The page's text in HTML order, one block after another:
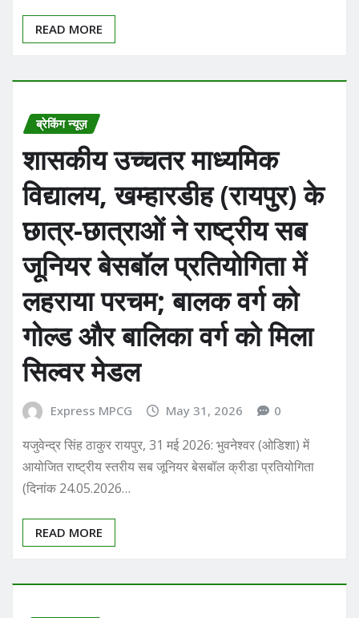
READ MORE
ब्रेकिंग न्यूज़
शासकीय उच्चतर माध्यमिक
विद्यालय, खम्हारडीह (रायपुर) के
छात्र-छात्राओं ने राष्ट्रीय सब
जूनियर बेसबॉल प्रतियोगिता में
लहराया परचम; बालक वर्ग को
गोल्ड और बालिका वर्ग को मिला
सिल्वर मेडल
Express MPCG May 31, 2026 0
यजुवेन्द्र सिंह ठाकुर ​रायपुर, 31 मई 2026: भुवनेश्वर (ओडिशा) में
आयोजित राष्ट्रीय स्तरीय सब जूनियर बेसबॉल क्रीडा प्रतियोगिता
(दिनांक 24.05.2026…
READ MORE